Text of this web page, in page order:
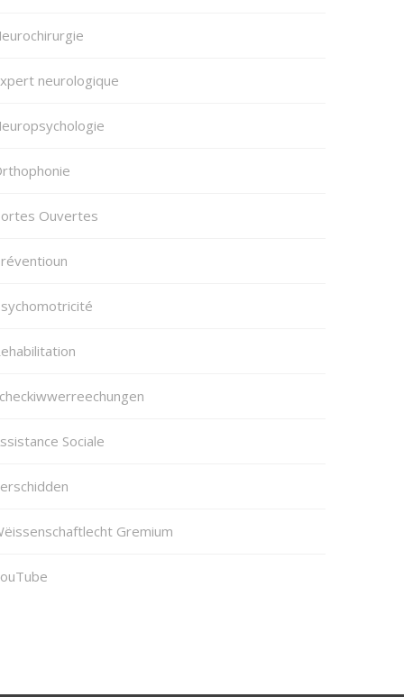
neurologique
Ouvertes
Sociale
Gremium